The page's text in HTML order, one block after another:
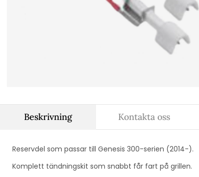
Beskrivning
Reservdel som passar till Genesis 300-serien (2014-).
Komplett tändningskit som snabbt får fart på grillen.
Kontakta oss